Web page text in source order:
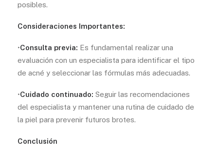
posibles.
Consideraciones Importantes:
•Consulta previa: Es fundamental realizar una
evaluación con un especialista para identificar el tipo
de acné y seleccionar las fórmulas más adecuadas.
•Cuidado continuado: Seguir las recomendaciones
del especialista y mantener una rutina de cuidado de
la piel para prevenir futuros brotes.
Conclusión